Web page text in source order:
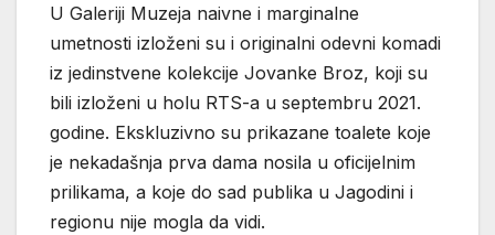
U Galeriji Muzeja naivne i marginalne
umetnosti izloženi su i originalni odevni komadi
iz jedinstvene kolekcije Jovanke Broz, koji su
bili izloženi u holu RTS-a u septembru 2021.
godine. Ekskluzivno su prikazane toalete koje
je nekadašnja prva dama nosila u oficijelnim
prilikama, a koje do sad publika u Jagodini i
regionu nije mogla da vidi.